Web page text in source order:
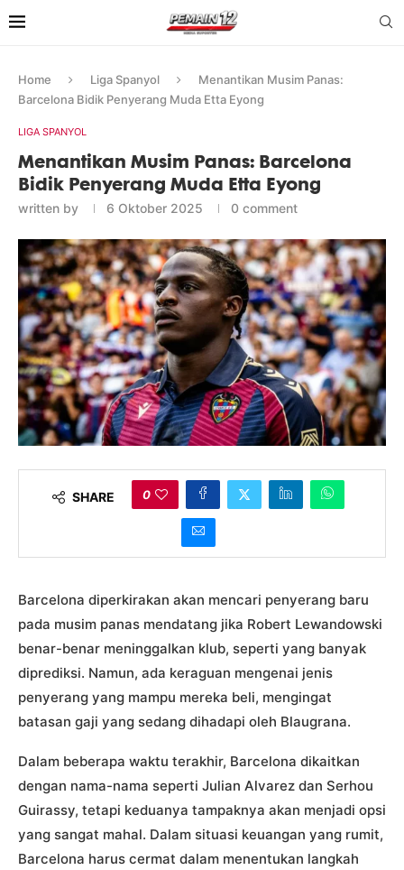
Home Liga Spanyol
Menantikan Musim Panas:
Barcelona Bidik Penyerang Muda Etta Eyong
LIGA SPANYOL
Menantikan Musim Panas: Barcelona
Bidik Penyerang Muda Etta Eyong
written by 6 Oktober 2025 0 comment
SHARE 0
Barcelona diperkirakan akan mencari penyerang baru
pada musim panas mendatang jika Robert Lewandowski
benar-benar meninggalkan klub, seperti yang banyak
diprediksi. Namun, ada keraguan mengenai jenis
penyerang yang mampu mereka beli, mengingat
batasan gaji yang sedang dihadapi oleh Blaugrana.
Dalam beberapa waktu terakhir, Barcelona dikaitkan
dengan nama-nama seperti Julian Alvarez dan Serhou
Guirassy, tetapi keduanya tampaknya akan menjadi opsi
yang sangat mahal. Dalam situasi keuangan yang rumit,
Barcelona harus cermat dalam menentukan langkah